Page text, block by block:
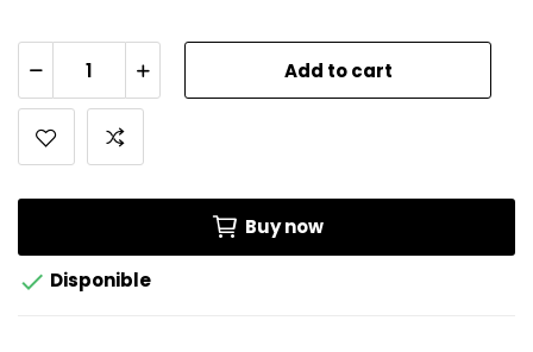
Add to cart
Buy now
 Disponible